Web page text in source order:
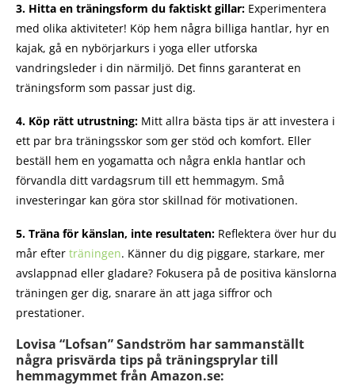
3. Hitta en träningsform du faktiskt gillar: Experimentera
med olika aktiviteter! Köp hem några billiga hantlar, hyr en
kajak, gå en nybörjarkurs i yoga eller utforska
vandringsleder i din närmiljö. Det finns garanterat en
träningsform som passar just dig.
4. Köp rätt utrustning: Mitt allra bästa tips är att investera i
ett par bra träningsskor som ger stöd och komfort. Eller
beställ hem en yogamatta och några enkla hantlar och
förvandla ditt vardagsrum till ett hemmagym. Små
investeringar kan göra stor skillnad för motivationen.
5. Träna för känslan, inte resultaten: Reflektera över hur du
mår efter träningen. Känner du dig piggare, starkare, mer
avslappnad eller gladare? Fokusera på de positiva känslorna
träningen ger dig, snarare än att jaga siffror och
prestationer.
Lovisa “Lofsan” Sandström harsammanställt
några prisvärda tips på träningsprylar till
hemmagymmet från Amazon.se: